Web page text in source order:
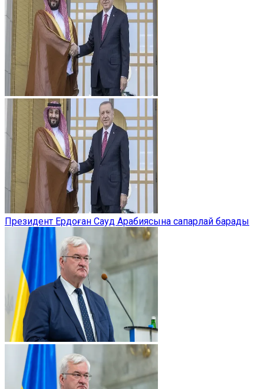
Президент Ердоған Сауд Арабиясына сапарлай барады